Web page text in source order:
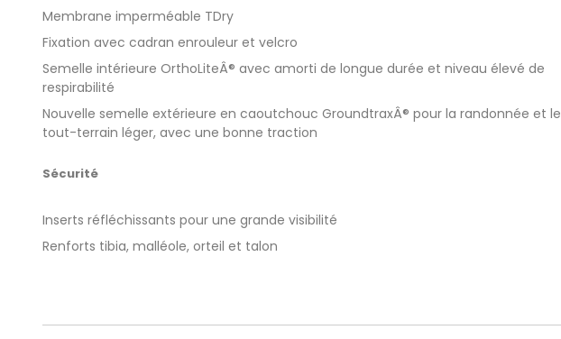
Membrane imperméable TDry
Fixation avec cadran enrouleur et velcro
Semelle intérieure OrthoLiteÂ® avec amorti de longue durée et niveau élevé de
respirabilité
Nouvelle semelle extérieure en caoutchouc GroundtraxÂ® pour la randonnée et le
tout-terrain léger, avec une bonne traction
Sécurité
Inserts réfléchissants pour une grande visibilité
Renforts tibia, malléole, orteil et talon